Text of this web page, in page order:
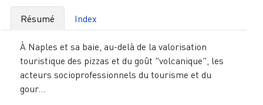
Résumé Index
À Naples et sa baie, au-delà de la valorisation
touristique des pizzas et du goût "volcanique", les
acteurs socioprofessionnels du tourisme et du
gour...